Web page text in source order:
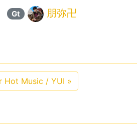
Gt 朋弥卍
Hot Music / YUI »